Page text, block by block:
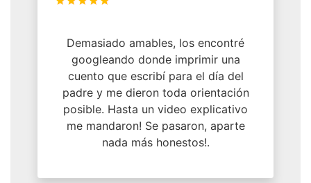
Demasiado amables, los encontré
googleando donde imprimir una
cuento que escribí para el día del
padre y me dieron toda orientación
posible. Hasta un video explicativo
me mandaron! Se pasaron, aparte
nada más honestos!.